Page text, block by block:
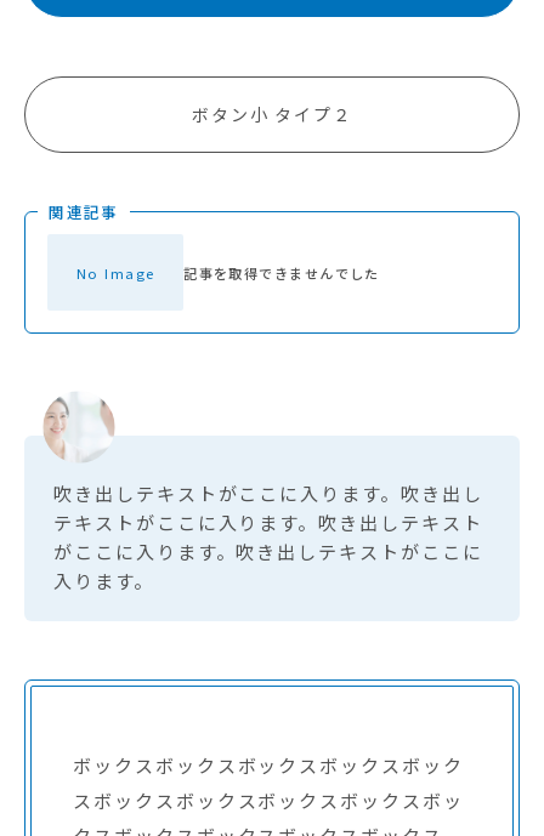
ボタン小 タイプ２
関連記事
No Image 記事を取得できませんでした
吹き出しテキストがここに入ります。吹き出し
テキストがここに入ります。吹き出しテキスト
がここに入ります。吹き出しテキストがここに
入ります。
ボックスボックスボックスボックスボック
スボックスボックスボックスボックスボッ